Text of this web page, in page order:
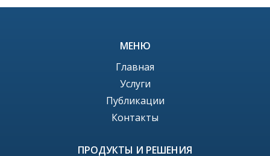
МЕНЮ
Главная
Услуги
Публикации
Контакты
ПРОДУКТЫ И РЕШЕНИЯ